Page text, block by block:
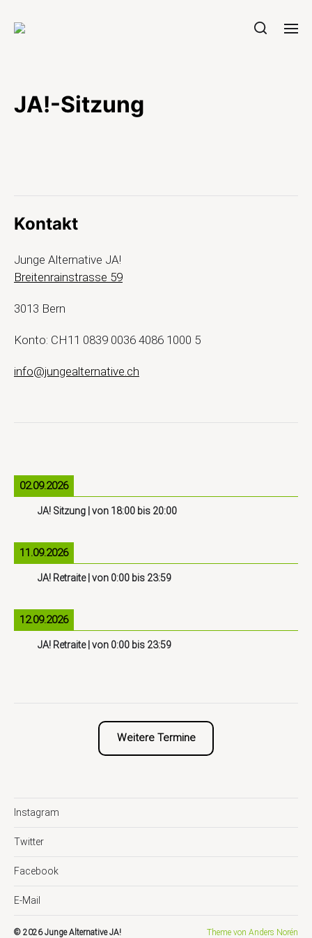
JA!-Sitzung
Kontakt
Junge Alternative JA!
Breitenrainstrasse 59
3013 Bern
Konto: CH11 0839 0036 4086 1000 5
info@jungealternative.ch
02.09.2026
JA! Sitzung | von 18:00 bis 20:00
11.09.2026
JA! Retraite| von 0:00 bis 23:59
12.09.2026
JA! Retraite| von 0:00 bis 23:59
Weitere Termine
Instagram
Twitter
Facebook
E-Mail
© 2026Junge Alternative JA! Theme von Anders Norén